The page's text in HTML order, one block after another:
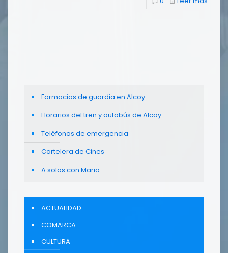
Farmacias de guardia en Alcoy
Horarios del tren y autobús de Alcoy
Teléfonos de emergencia
Cartelera de Cines
A solas con Mario
ACTUALIDAD
COMARCA
CULTURA